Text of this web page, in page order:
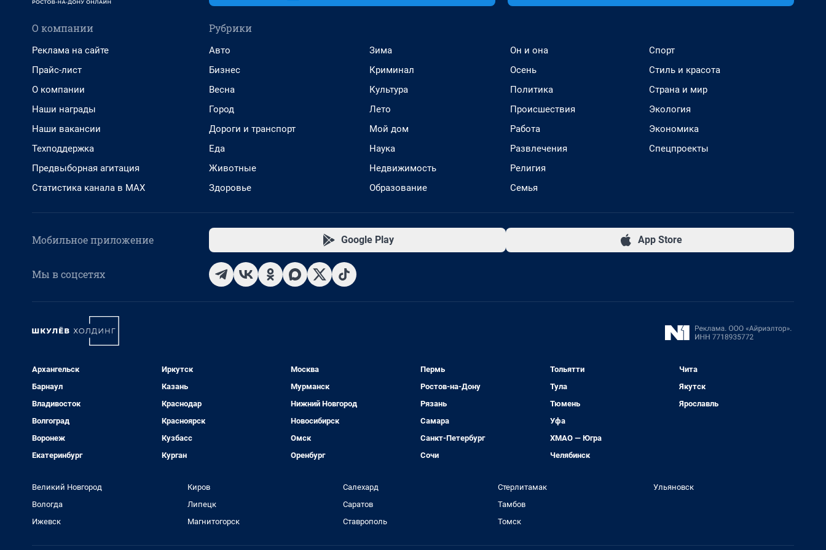
О компании
Реклама на сайте
Прайс-лист
О компании
Наши награды
Наши вакансии
Техподдержка
Предвыборная агитация
Статистика канала в MAX
Рубрики
Авто
Бизнес
Весна
Город
Дороги и транспорт
Еда
Животные
Здоровье
Зима
Криминал
Культура
Лето
Мой дом
Наука
Недвижимость
Образование
Он и она
Осень
Политика
Происшествия
Работа
Развлечения
Религия
Семья
Спорт
Стиль и красота
Страна и мир
Экология
Экономика
Спецпроекты
Мобильное приложение Google Play App Store
Мы в соцсетях
Архангельск
Барнаул
Владивосток
Волгоград
Воронеж
Екатеринбург
Иркутск
Казань
Краснодар
Красноярск
Кузбасс
Курган
Москва
Мурманск
Нижний Новгород
Новосибирск
Омск
Оренбург
Пермь
Ростов-на-Дону
Рязань
Самара
Санкт-Петербург
Сочи
Тольятти
Тула
Тюмень
Уфа
ХМАО — Югра
Челябинск
Чита
Якутск
Ярославль
Великий Новгород
Вологда
Ижевск
Киров
Липецк
Магнитогорск
Салехард
Саратов
Ставрополь
Стерлитамак
Тамбов
Томск
Ульяновск